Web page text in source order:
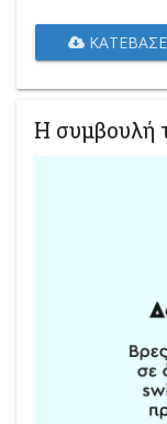
Η συμβουλή